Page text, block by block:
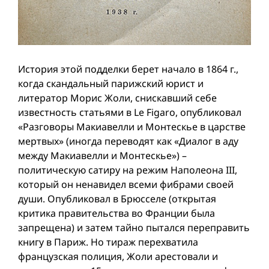
История этой подделки берет начало в 1864 г.,
когда скандальный парижский юрист и
литератор Морис Жоли, снискавший себе
известность статьями в Le Figaro, опубликовал
«Разговоры Макиавелли и Монтескье в царстве
мертвых» (иногда переводят как «Диалог в аду
между Макиавелли и Монтескье») –
политическую сатиру на режим Наполеона III,
который он ненавидел всеми фибрами своей
души. Опубликовал в Брюсселе (открытая
критика правительства во Франции была
запрещена) и затем тайно пытался переправить
книгу в Париж. Но тираж перехватила
французская полиция, Жоли арестовали и